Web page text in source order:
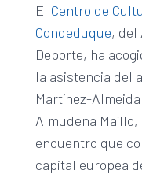
El Centro de
Condeduque, del
Deporte, ha
la asistencia del
Martínez-
Almudena Maíllo,
encuentro que
capital europea